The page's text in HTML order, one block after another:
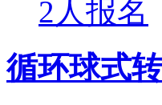
2人报名
循环球式